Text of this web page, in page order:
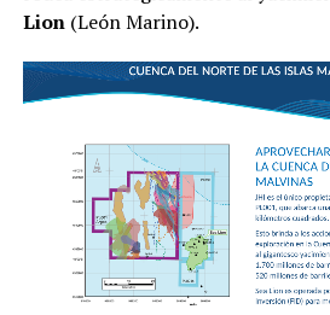
Lion(León Marino).